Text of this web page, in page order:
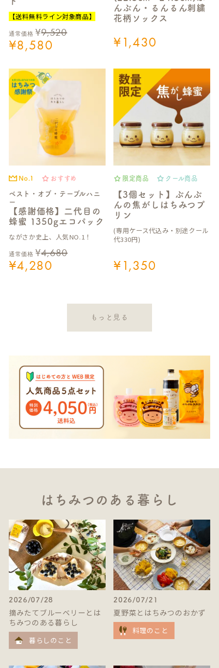
【送料無料ライン対象商品】
通常価格 ¥9,520
¥8,580
んぶん・るんるん刺繍
花柄ソックス
¥1,430
No.1 おすすめ
ベスト・オブ・テーブルハニ
ー
【感謝価格】二代目の
蜂蜜 1350gエコパック
ながさか史上、人気NO.1！
通常価格 ¥4,680
¥4,280
限定商品 クール商品
【3個セット】ぶんぶ
んの焦がしはちみつプ
リン
(専用ケース代込み・別途クール
代330円)
¥1,350
もっと見る
はちみつのある暮らし
2026/07/28
摘みたてブルーベリーとは
ちみつのある暮らし
暮らしのこと
2026/07/21
夏野菜とはちみつのおかず
料理のこと